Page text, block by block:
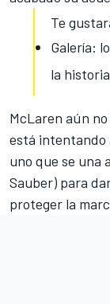
Te
Galería:
la
McLaren aún
está intentando
uno que se una
Sauber) para
proteger la